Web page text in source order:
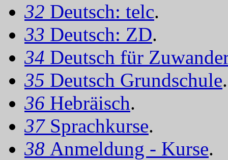
32 Deutsch: telc.
33 Deutsch: ZD.
34 Deutsch für
35 Deutsch Grundschule.
36 Hebräisch.
37 Sprachkurse.
38 Anmeldung - Kurse.